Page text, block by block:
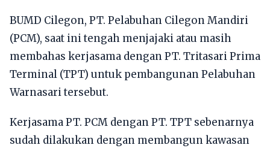
BUMD Cilegon, PT. Pelabuhan Cilegon Mandiri
(PCM), saat ini tengah menjajaki atau masih
membahas kerjasama dengan PT. Tritasari Prima
Terminal (TPT) untuk pembangunan Pelabuhan
Warnasari tersebut.
Kerjasama PT. PCM dengan PT. TPT sebenarnya
sudah dilakukan dengan membangun kawasan